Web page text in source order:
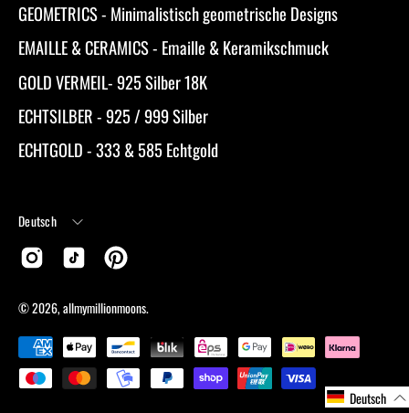
GEOMETRICS - Minimalistisch geometrische Designs
EMAILLE & CERAMICS - Emaille & Keramikschmuck
GOLD VERMEIL- 925 Silber 18K
ECHTSILBER - 925 / 999 Silber
ECHTGOLD - 333 & 585 Echtgold
Sprache
Deutsch
© 2026, allmymillionmoons.
Deutsch